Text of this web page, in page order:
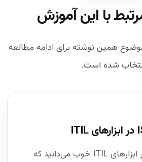
با این آموزش
همین نوشته برای ادامه مطالعه
شده است.
پیاده‌سازی ISMS در ابزارهای ITIL خوب می‌دانید که